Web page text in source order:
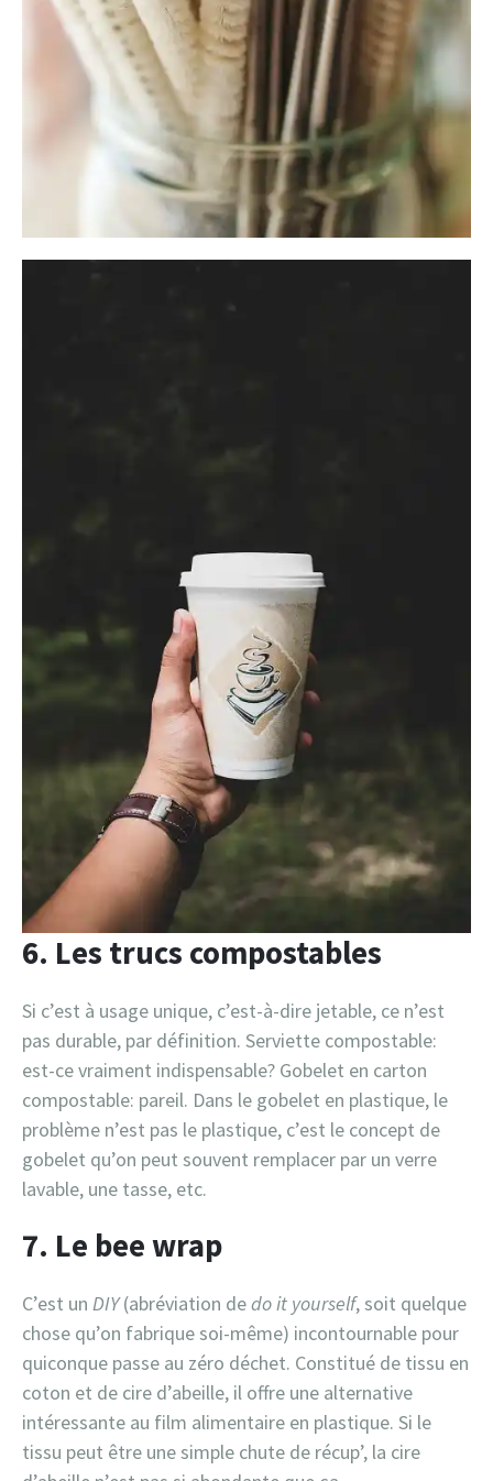
6. Les trucs compostables
Si c’est à usage unique, c’est-à-dire jetable, ce n’est
pas durable, par définition. Serviette compostable:
est-ce vraiment indispensable? Gobelet en carton
compostable: pareil. Dans le gobelet en plastique, le
problème n’est pas le plastique, c’est le concept de
gobelet qu’on peut souvent remplacer par un verre
lavable, une tasse, etc.
7. Le bee wrap
C’est un DIY(abréviation dedo it yourself, soit quelque
chose qu’on fabrique soi-même) incontournable pour
quiconque passe au zéro déchet. Constitué de tissu en
coton et de cire d’abeille, il offre une alternative
intéressante au film alimentaire en plastique. Si le
tissu peut être une simple chute de récup’, la cire